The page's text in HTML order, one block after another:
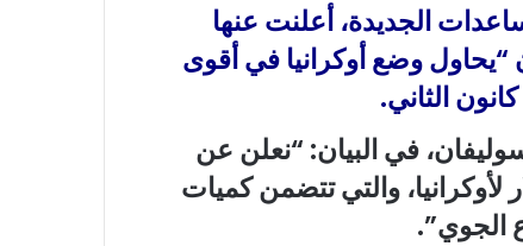
الجديدة، أعلنت عنها
“يحاول وضع أوكرانيا في أقوى
الثاني.
في البيان: “نعلن عن
بقيمة 725 مليون دولار لأوكرانيا، والتي تتضمن كميات
الجوي”.